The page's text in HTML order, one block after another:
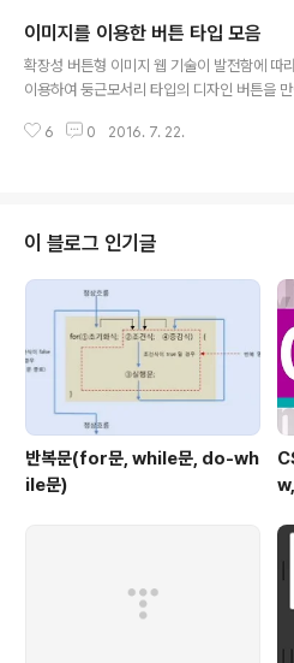
없는 줄 간격(line-height)을 사용하자 위에서
이 단위를 가진 줄 간격은 자식요소까지 상속
니다. 아래의 마크업과 CSS 를 살펴보도록 합
cing elit. Odit, porro! css ul { font-size:
이미지를 이용한 버튼 타입 모음
확장성 버튼형 이미지 웹 기술이 발전함에 따
이용하여 둥근모서리 타입의 디자인 버튼을
을 이유로 크로스브라우징 작업을 할 수 밖에
input with Image html anchor 타입 텍스트
포함한 오른쪽 화살표 텍스트를 포함한 a 타
n 타입 텍스트 오른쪽 화살표 텍스트를 포함
함한 button 타입 input 타입 오른쪽 화살표
살표 오른쪽 초록 화살표 달력 아이콘 css *
6 0 2016. 7. 22.
이 블로그 인기글
반복문(for문, while문, do-wh
ile문)